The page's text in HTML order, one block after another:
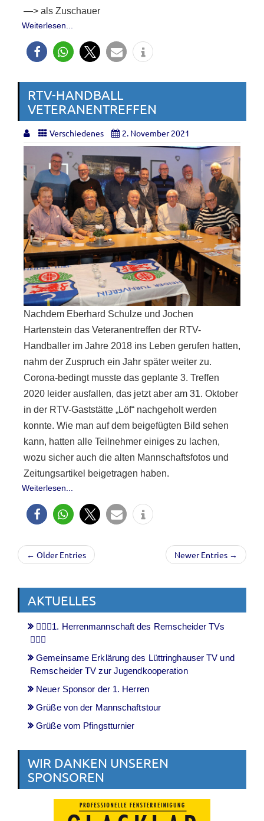
—> als Zuschauer
Weiterlesen...
RTV-HANDBALL
VETERANENTREFFEN
Verschiedenes 2. November 2021
Nachdem Eberhard Schulze und Jochen
Hartenstein das Veteranentreffen der RTV-
Handballer im Jahre 2018 ins Leben gerufen hatten,
nahm der Zuspruch ein Jahr später weiter zu.
Corona-bedingt musste das geplante 3. Treffen
2020 leider ausfallen, das jetzt aber am 31. Oktober
in der RTV-Gaststätte „Löf“ nachgeholt werden
konnte. Wie man auf dem beigefügten Bild sehen
kann, hatten alle Teilnehmer einiges zu lachen,
wozu sicher auch die alten Mannschaftsfotos und
Zeitungsartikel beigetragen haben.
Weiterlesen...
← Older Entries Newer Entries →
AKTUELLES
🤾🏻‍♂️1. Herrenmannschaft des Remscheider TVs
🤾🏻‍♂️
Gemeinsame Erklärung des Lüttringhauser TV und
Remscheider TV zur Jugendkooperation
Neuer Sponsor der 1. Herren
Grüße von der Mannschaftstour
Grüße vom Pfingstturnier
WIR DANKEN UNSEREN
SPONSOREN